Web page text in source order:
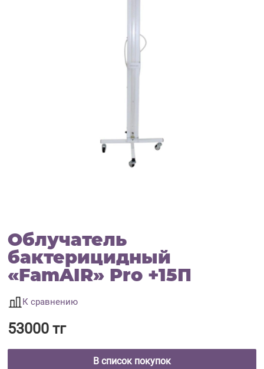
Облучатель
бактерицидный
«FamAIR» Pro +15П
К сравнению
53000 тг
В список покупок